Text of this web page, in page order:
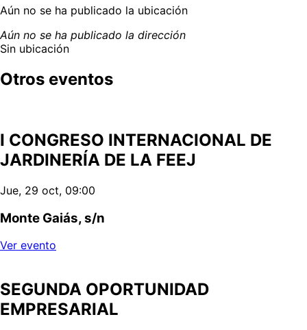
Aún no se ha publicado la ubicación
Aún no se ha publicado la dirección
Sin ubicación
Otros eventos
I CONGRESO INTERNACIONAL DE
JARDINERÍA DE LA FEEJ
Jue, 29 oct, 09:00
Monte Gaiás, s/n
Ver evento
SEGUNDA OPORTUNIDAD
EMPRESARIAL